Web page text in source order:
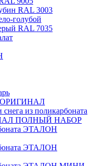
RAL 3003
голубой
RAL 7035
ОРИГИНАЛ
из поликарбоната
ПОЛНЫЙ НАБОР
ЭТАЛОН
ЭТАЛОН